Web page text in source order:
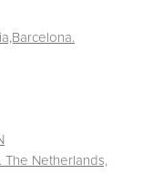
The Netherlands,